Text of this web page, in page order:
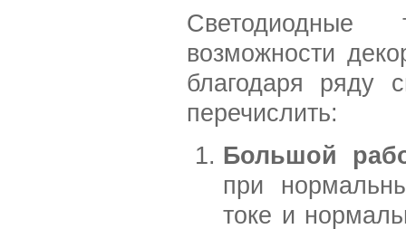
Светодиодные
возможности
благодаря ряду
перечислить:
Большой
при
токе и